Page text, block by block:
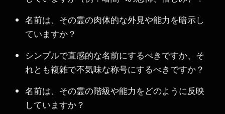
名前は、その霊の肉体的な外見や能力を暗示し
ていますか？
シンプルで直感的な名前にするべきですか、そ
れとも複雑で不気味な称号にするべきですか？
名前は、その霊の階級や能力をどのように反映
していますか？